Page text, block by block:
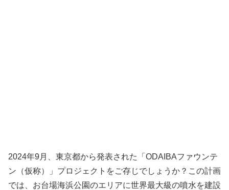
2024年9月、東京都から発表された「ODAIBAファウンテ
ン（仮称）」プロジェクトをご存じでしょうか？この計画
では、お台場海浜公園のエリアに世界最大級の噴水を建設